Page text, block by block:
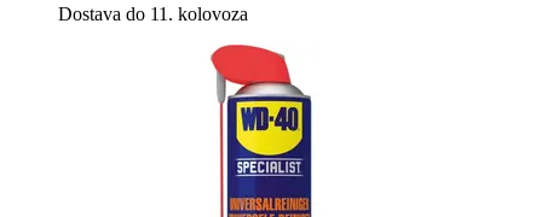
Dostava do 11. kolovoza